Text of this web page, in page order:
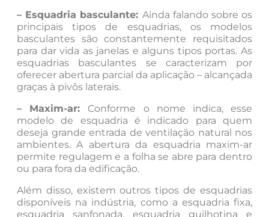
– Esquadria basculante: Ainda falando sobre os
principais tipos de esquadrias, os modelos
basculantes são constantemente requisitados
para dar vida as janelas e alguns tipos portas. As
esquadrias basculantes se caracterizam por
oferecer abertura parcial da aplicação – alcançada
graças à pivôs laterais.
– Maxim-ar: Conforme o nome indica, esse
modelo de esquadria é indicado para quem
deseja grande entrada de ventilação natural nos
ambientes. A abertura da esquadria maxim-ar
permite regulagem e a folha se abre para dentro
ou para fora da edificação.
Além disso, existem outros tipos de esquadrias
disponíveis na indústria, como a esquadria fixa,
esquadria sanfonada, esquadria guilhotina e